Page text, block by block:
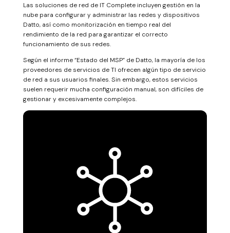
Las soluciones de red de IT Complete incluyen gestión en la
nube para configurar y administrar las redes y dispositivos
Datto, así como monitorización en tiempo real del
rendimiento de la red para garantizar el correcto
funcionamiento de sus redes.
Según el informe “Estado del MSP” de Datto, la mayoría de los
proveedores de servicios de TI ofrecen algún tipo de servicio
de red a sus usuarios finales. Sin embargo, estos servicios
suelen requerir mucha configuración manual, son difíciles de
gestionar y excesivamente complejos.